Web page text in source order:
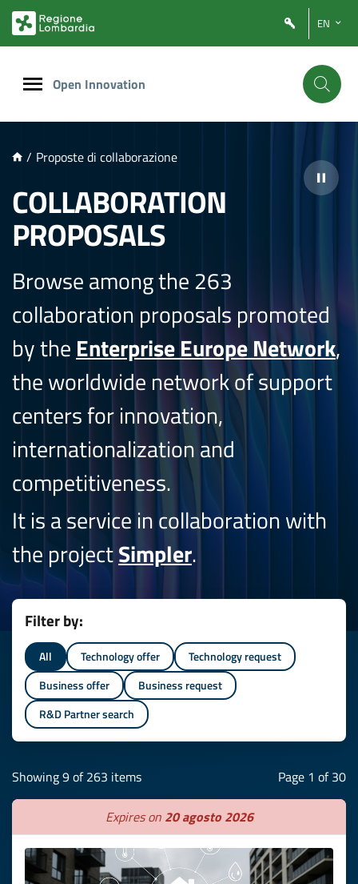
PRINCIPALE
EN
Open Innovation
/ Proposte di collaborazione
COLLABORATION
PROPOSALS
Browse among the 263
collaboration proposals promoted
by the Enterprise Europe Network,
the worldwide network of support
centers for innovation,
internationalization and
competitiveness.
It is a service in collaboration with
the projectSimpler.
Filter by:
All Technology offer
Technology request
Business offer
Business request
R&D Partner search
Showing 9 of 263 items Page 1 of 30
Expires on 20 agosto 2026